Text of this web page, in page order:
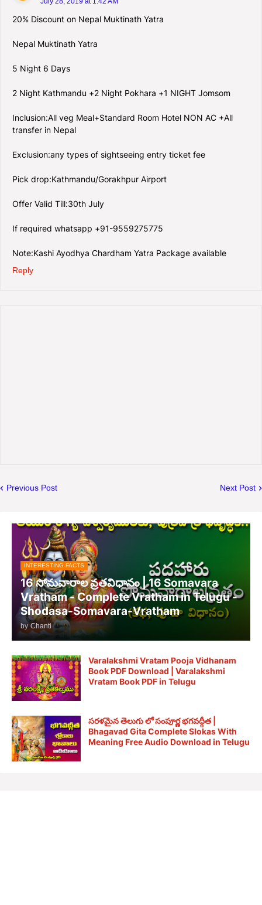
20% Discount on Nepal Muktinath Yatra
Nepal Muktinath Yatra
5 Night 6 Days
2 Night Kathmandu +2 Night Pokhara +1 NIGHT Jomsom
Inclusion:All veg Meal+Standard Room Hotel NON AC +All
transfer in Nepal
Exclusion:any types of sightseeing entry ticket fee
Pick drop:Kathmandu/Gorakhpur Airport
Offer Valid Till:30th July
If required whatsapp +91-9559275775
Note:Kashi Ayodhya Chardham Yatra Package available
Reply
Previous Post Next Post
INTERESTING FACTS
16 సోమవారాల వ్రతవిధానం | 16 Somavara
Vratham - Complete Vratham in Telugu -
Shodasa-Somavara-Vratham
by Chanti
Varalakshmi Vratam Pooja Vidhanam
Book PDF Download | Varalakshmi
Vratam Book PDF in Telugu
సరళమైన తెలుగు లో సంపూర్ణ భగవద్గీత |
Bhagavad Gita Complete Slokas With
Meaning Free Audio Download in Telugu